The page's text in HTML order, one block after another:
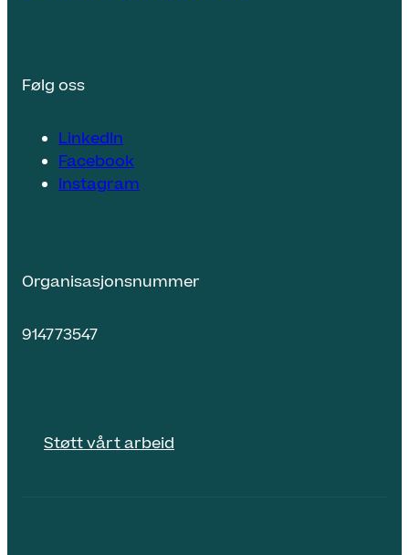
Følg oss
LinkedIn
Facebook
Instagram
Organisasjonsnummer
914773547
Støtt vårt arbeid